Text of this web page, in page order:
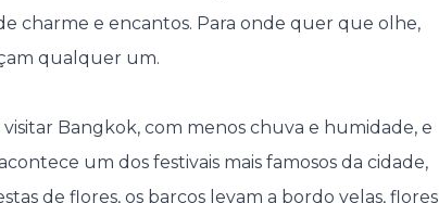
charme e encantos. Para onde quer que olhe,
qualquer um.
Bangkok, com menos chuva e humidade, e
um dos festivais mais famosos da cidade,
de flores, os barcos levam a bordo velas, flores